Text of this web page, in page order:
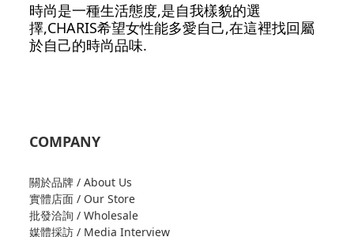
時尚是一種生活態度,是自我樣貌的選
擇,CHARIS希望女性能多愛自己,在這裡找回屬
於自己的時尚品味.
COMPANY
關於品牌 / About Us
實體店面 / Our Store
批發洽詢 / Wholesale
媒體採訪 / Media Interview